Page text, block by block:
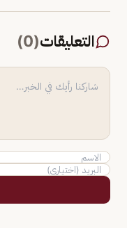
التعليقات(
0
)